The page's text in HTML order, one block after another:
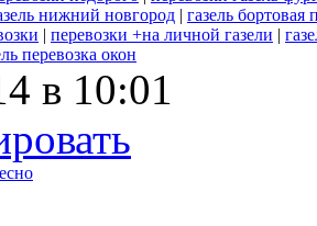
нижний новгород | газель бортовая
| перевозки +на личной газели |
перевозка окон
в 10:01